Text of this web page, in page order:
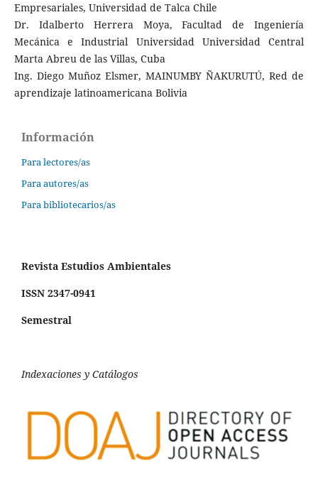
Empresariales, Universidad de Talca Chile
Dr. Idalberto Herrera Moya, Facultad de Ingeniería
Mecánica e Industrial Universidad Universidad Central
Marta Abreu de las Villas, Cuba
Ing. Diego Muñoz Elsmer, MAINUMBY ÑAKURUTÚ, Red de
aprendizaje latinoamericana Bolivia
Información
Para lectores/as
Para autores/as
Para bibliotecarios/as
Revista Estudios Ambientales
ISSN 2347-0941
Semestral
Indexaciones y Catálogos